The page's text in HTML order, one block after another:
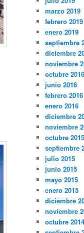
marzo 2019
febrero 2019
enero 2019
septiembre
diciembre
noviembre
octubre 2016
junio 2016
febrero 2016
enero 2016
diciembre
noviembre
octubre 2015
septiembre
julio 2015
junio 2015
mayo 2015
enero 2015
diciembre
noviembre
octubre 2014